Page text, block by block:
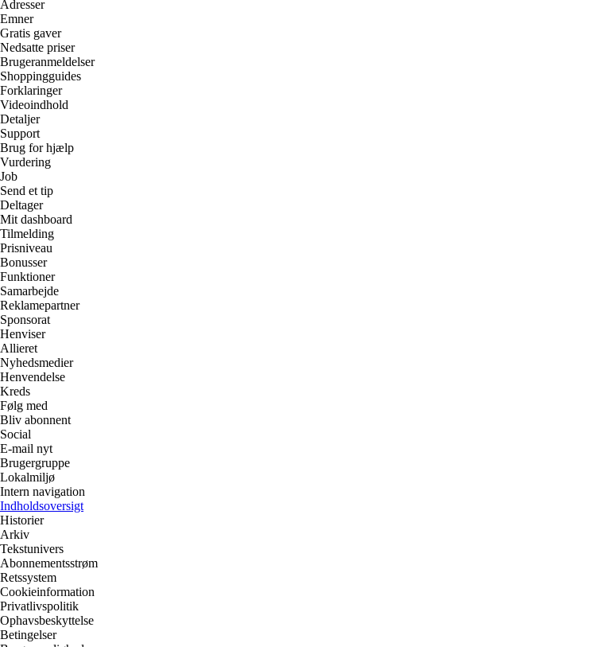
Adresser
Emner
Gratis gaver
Nedsatte priser
Brugeranmeldelser
Shoppingguides
Forklaringer
Videoindhold
Detaljer
Support
Brug for hjælp
Vurdering
Job
Send et tip
Deltager
Mit dashboard
Tilmelding
Prisniveau
Bonusser
Funktioner
Samarbejde
Reklamepartner
Sponsorat
Henviser
Allieret
Nyhedsmedier
Henvendelse
Kreds
Følg med
Bliv abonnent
Social
E-mail nyt
Brugergruppe
Lokalmiljø
Intern navigation
Indholdsoversigt
Historier
Arkiv
Tekstunivers
Abonnementsstrøm
Retssystem
Cookieinformation
Privatlivspolitik
Ophavsbeskyttelse
Betingelser